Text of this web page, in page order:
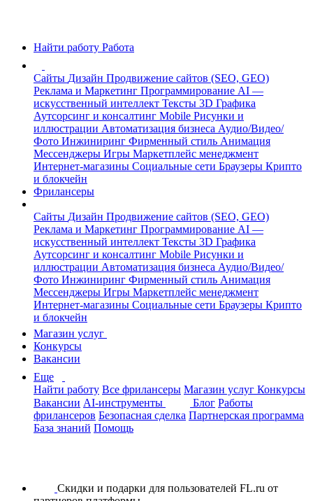
Найти работу Работа
Сайты Дизайн Продвижение сайтов (SEO, GEO)
Реклама и Маркетинг Программирование AI —
искусственный интеллект Тексты 3D Графика
Аутсорсинг и консалтинг Mobile Рисунки и
иллюстрации Автоматизация бизнеса Аудио/Видео/
Фото Инжиниринг Фирменный стиль Анимация
Мессенджеры Игры Маркетплейс менеджмент
Интернет-магазины Социальные сети Браузеры Крипто
и блокчейн
Фрилансеры
Сайты Дизайн Продвижение сайтов (SEO, GEO)
Реклама и Маркетинг Программирование AI —
искусственный интеллект Тексты 3D Графика
Аутсорсинг и консалтинг Mobile Рисунки и
иллюстрации Автоматизация бизнеса Аудио/Видео/
Фото Инжиниринг Фирменный стиль Анимация
Мессенджеры Игры Маркетплейс менеджмент
Интернет-магазины Социальные сети Браузеры Крипто
и блокчейн
Магазин услуг
Конкурсы
Вакансии
Еще
Найти работу Все фрилансеры Магазин услуг Конкурсы
Вакансии AI-инструменты Блог Работы
фрилансеров Безопасная сделка Партнерская программа
База знаний Помощь
Скидки и подарки для пользователей FL.ru от